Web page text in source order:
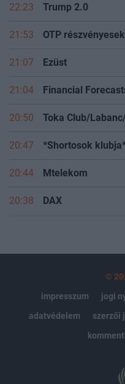
22:23 Trump 2.0
21:53 OTP
21:07 Ezüst
21:04 Financial
20:50
20:47 *Shortosok
20:44 Mtelekom
20:38 DAX
©
impresszum
jogi
adatvédelem
szerzői